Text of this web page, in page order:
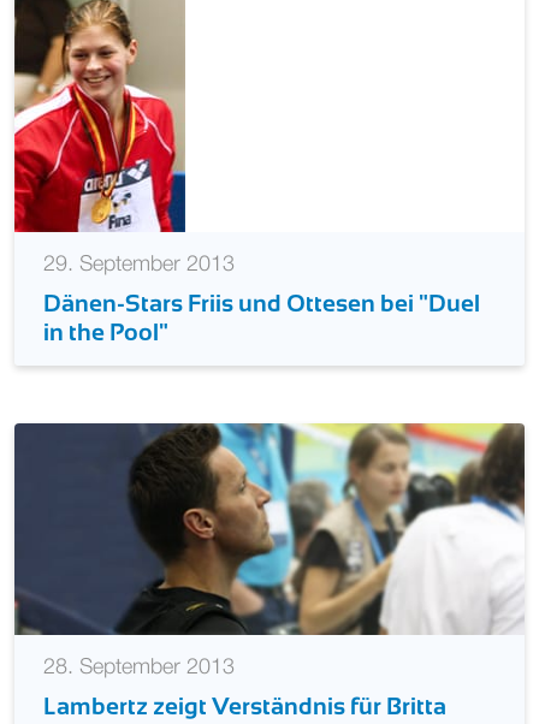
29. September 2013
Dänen-Stars Friis und Ottesen bei "Duel
in the Pool"
28. September 2013